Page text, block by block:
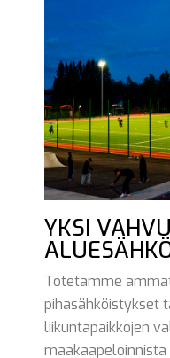
YKSI
Totetamme
pihasähköistykset
liikuntapaikkojen